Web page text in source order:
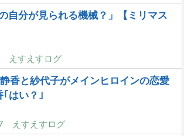
自分が見られる機械？」【ミリマス
えすえすログ
静香と紗代子がメインヒロインの恋愛
はい？｣
えすえすログ